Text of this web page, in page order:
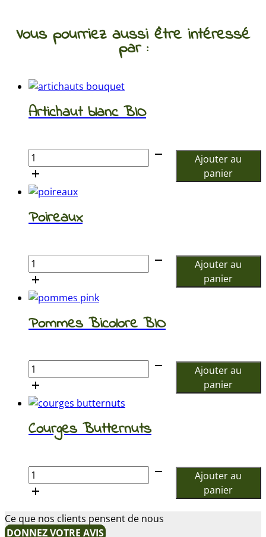
Vous pourriez aussi être intéressé
par :
Artichaut blanc BIO
quantité
de
Artichaut
blanc
BIO
Ajouter au
panier
Poireaux
quantité
de
Poireaux
Ajouter au
panier
Pommes Bicolore BIO
quantité
de
Pommes
Bicolore
BIO
Ajouter au
panier
Courges Butternuts
quantité
de
Butternuts
Ajouter au
panier
Ce que nos clients pensent de nous
DONNEZ VOTRE AVIS